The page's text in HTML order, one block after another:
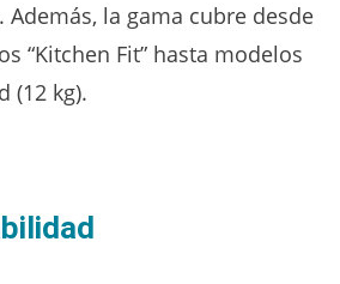
la gama cubre desde
“Kitchen Fit” hasta modelos
(12 kg).